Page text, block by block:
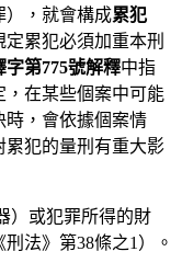
），就會構成累犯
定累犯必須加重本刑
字第775號解釋中指
在某些個案中可能
時，會依據個案情
累犯的量刑有重大影
）或犯罪所得的財
刑法》第38條之1）。